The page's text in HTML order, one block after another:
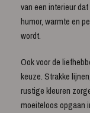
van een interieur
humor, warmte en
wordt.
Ook voor de
keuze. Strakke
rustige kleuren
moeiteloos opgaan